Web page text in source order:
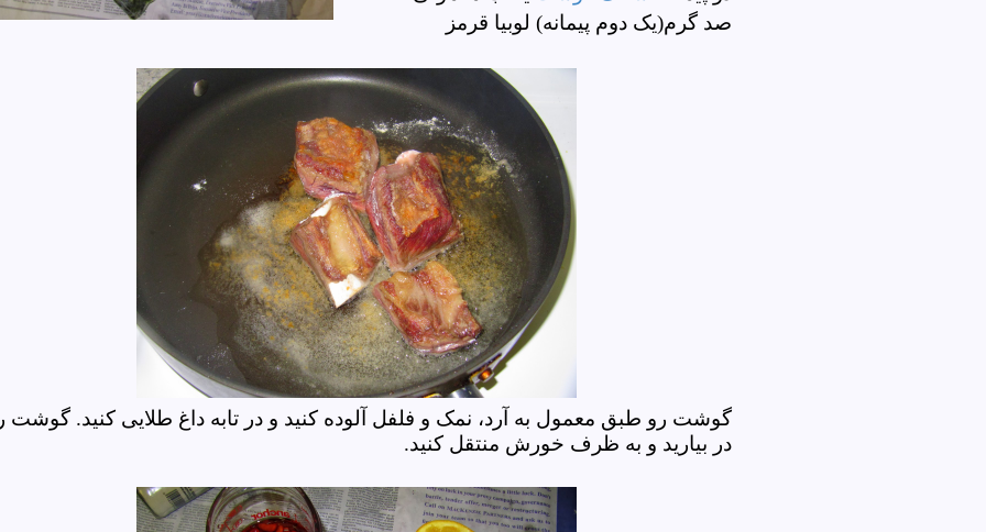
صد گرم(یک دوم پیمانه) لوبیا قرمز
گوشت رو طبق معمول به آرد، نمک و فلفل آلوده کنید و در تابه داغ طلایی کنید. گوشت
در بیارید و به ظرف خورش منتقل کنید.